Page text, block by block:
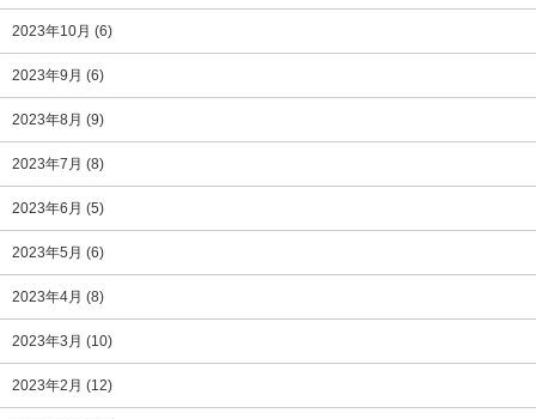
2023年10月 (6)
2023年9月 (6)
2023年8月 (9)
2023年7月 (8)
2023年6月 (5)
2023年5月 (6)
2023年4月 (8)
2023年3月 (10)
2023年2月 (12)